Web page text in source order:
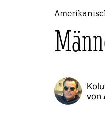
von